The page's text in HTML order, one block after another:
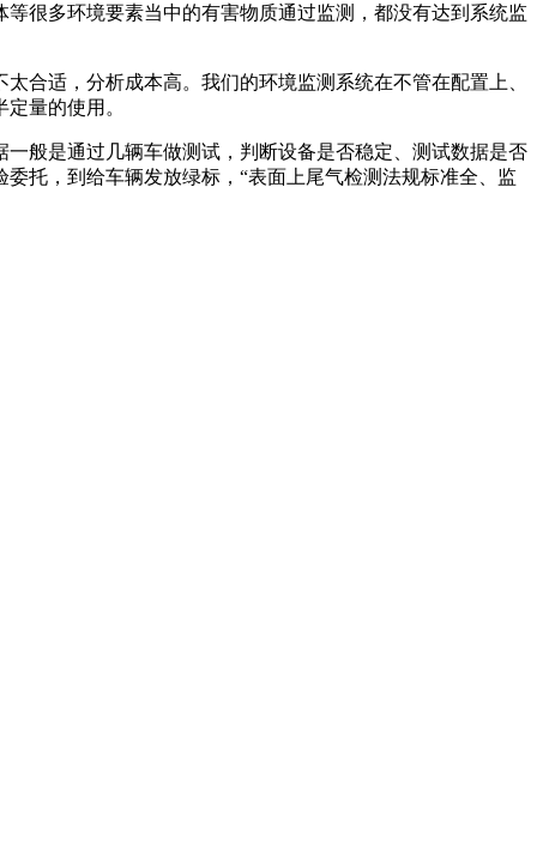
很多环境要素当中的有害物质通过监测，都没有达到系统监
合适，分析成本高。我们的环境监测系统在不管在配置上、
量的使用。
般是通过几辆车做测试，判断设备是否稳定、测试数据是否
托，到给车辆发放绿标，“表面上尾气检测法规标准全、监